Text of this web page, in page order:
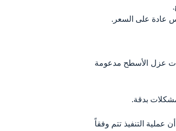
عادة على السعر.
عزل الأسطح مدعومة
بدقة.
التنفيذ تتم وفقاً